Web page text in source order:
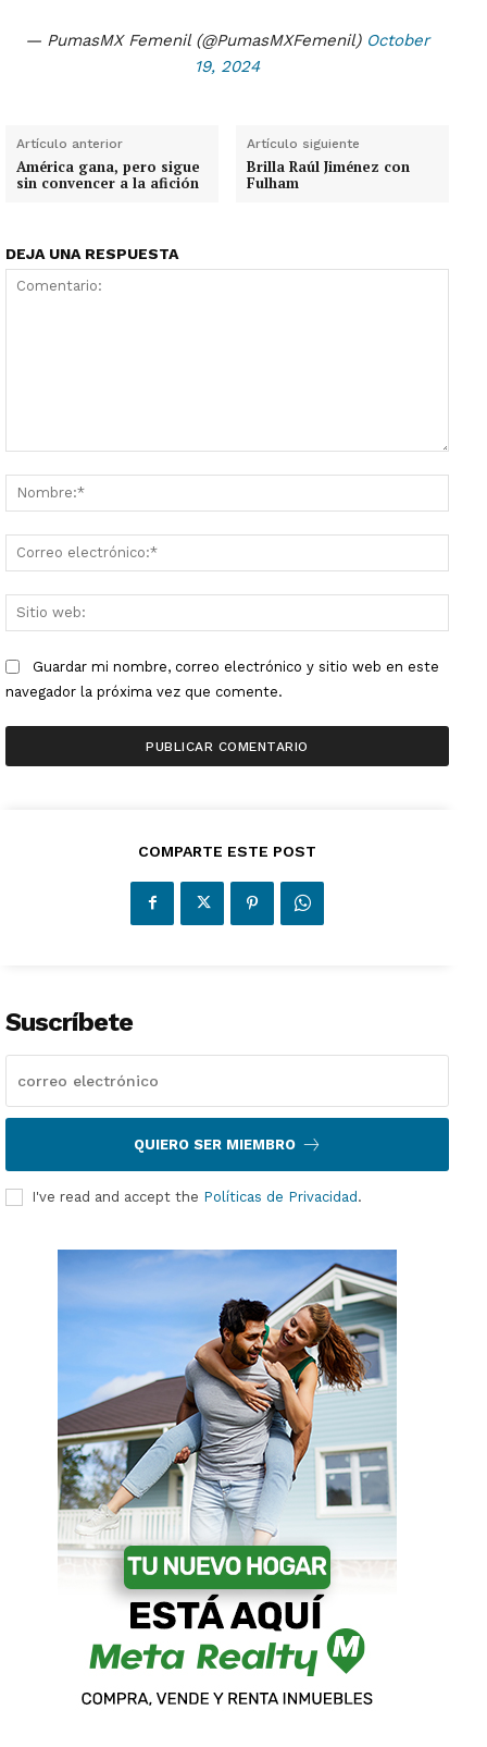
— PumasMX Femenil (@PumasMXFemenil) October
19, 2024
Artículo anterior
América gana, pero sigue
sin convencer a la afición
Artículo siguiente
Brilla Raúl Jiménez con
Fulham
DEJA UNA RESPUESTA
web:
Guardar mi nombre, correo electrónico y sitio web en este
navegador la próxima vez que comente.
COMPARTE ESTE POST
Suscríbete
QUIERO SER MIEMBRO
I've read and accept the Políticas de Privacidad.